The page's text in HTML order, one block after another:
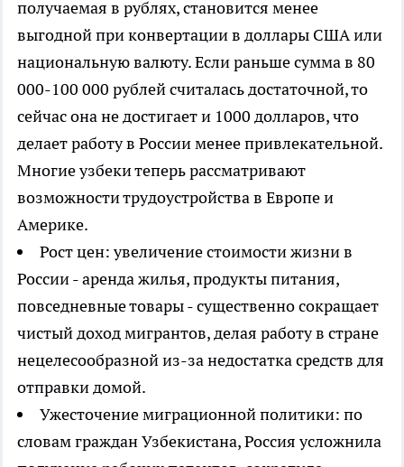
получаемая в рублях, становится менее
выгодной при конвертации в доллары США или
национальную валюту. Если раньше сумма в 80
000-100 000 рублей считалась достаточной, то
сейчас она не достигает и 1000 долларов, что
делает работу в России менее привлекательной.
Многие узбеки теперь рассматривают
возможности трудоустройства в Европе и
Америке.
Рост цен: увеличение стоимости жизни в
России - аренда жилья, продукты питания,
повседневные товары - существенно сокращает
чистый доход мигрантов, делая работу в стране
нецелесообразной из-за недостатка средств для
отправки домой.
Ужесточение миграционной политики: по
словам граждан Узбекистана, Россия усложнила